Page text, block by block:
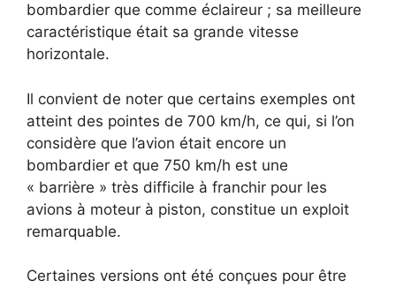
bombardier que comme éclaireur ; sa meilleure
caractéristique était sa grande vitesse
horizontale.
Il convient de noter que certains exemples ont
atteint des pointes de 700 km/h, ce qui, si l’on
considère que l’avion était encore un
bombardier et que 750 km/h est une
« barrière » très difficile à franchir pour les
avions à moteur à piston, constitue un exploit
remarquable.
Certaines versions ont été conçues pour être